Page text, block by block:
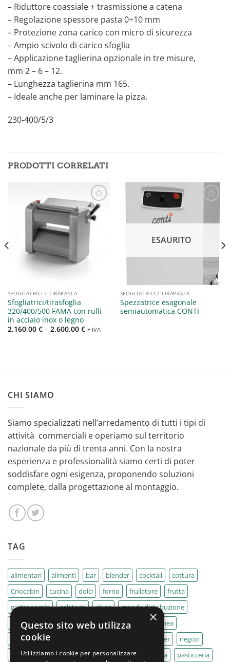
– Riduttore coassiale + trasmissione a catena
– Regolazione spessore pasta 0÷10 mm
– Protezione zona carico con micro di sicurezza
– Ampio scivolo di carico sfoglia
– Applicazione taglierina opzionale in tre misure,
mm 2 – 6 – 12.
– Lunghezza taglierina mm 165.
– Ideale anche per laminare la pizza.
230-400/5/3
PRODOTTI CORRELATI
Aggiungi
alla lista
SFOGLIATRICI / TIRAPASTA
Sfogliatrici/tirasfoglia
320/400/500 FAMA con rulli
in acciaio inox o legno
2.160,00 €– 2.600,00 € + IVA
Aggiungi
ESAURITO
SFOGLIATRICI / TIRAPASTA
Spezzatrice esagonale
semiautomatica CONTI
CHI SIAMO
Siamo specializzati nell’arredamento di tutti i tipi di
attività commerciali e operiamo sul territorio
nazionale da più di trenta anni. Con la nostra
esperienza e professionalità siamo certi di poter
soddisfare ogni esigenza, proponendo soluzioni
complete, dalla progettazione al montaggio.
TAG
alimentari alimenti bar blender cocktail
cottura
Criocabin
cucina dolci forno frullatore
frutta
gastronomia
gelaterie ghisa
grande distribuzione
IMPASTATRICE
impastatrici kebab
La Felsinea
MACELLERIA
mixer
negozi
Outlet
pane panifici panificio paninoteca pasticceria
×
Questo sito web utilizza
cookie
Utilizziamo i cookie per personalizzare